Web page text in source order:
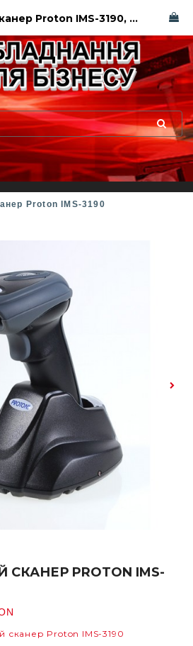
Proton IMS-3190
PROTON IMS-
сканер Proton IMS-3190
Беспроводной сканер Proton IMS-3190, купить в Харькове